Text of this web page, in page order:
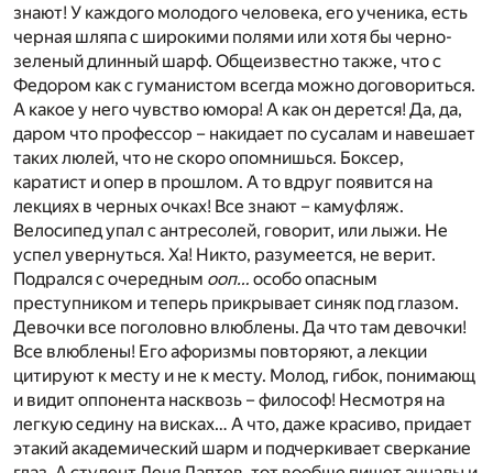
знают! У каждого молодого человека, его ученика, есть
черная шляпа с широкими полями или хотя бы черно-
зеленый длинный шарф. Общеизвестно также, что с
Федором как с гуманистом всегда можно договориться.
А какое у него чувство юмора! А как он дерется! Да, да,
даром что профессор – накидает по сусалам и навешает
таких люлей, что не скоро опомнишься. Боксер,
каратист и опер в прошлом. А то вдруг появится на
лекциях в черных очках! Все знают – камуфляж.
Велосипед упал с антресолей, говорит, или лыжи. Не
успел увернуться. Ха! Никто, разумеется, не верит.
Подрался с очередным ооп… особо опасным
преступником и теперь прикрывает синяк под глазом.
Девочки все поголовно влюблены. Да что там девочки!
Все влюблены! Его афоризмы повторяют, а лекции
цитируют к месту и не к месту. Молод, гибок, понимающ
и видит оппонента насквозь – философ! Несмотря на
легкую седину на висках… А что, даже красиво, придает
этакий академический шарм и подчеркивает сверкание